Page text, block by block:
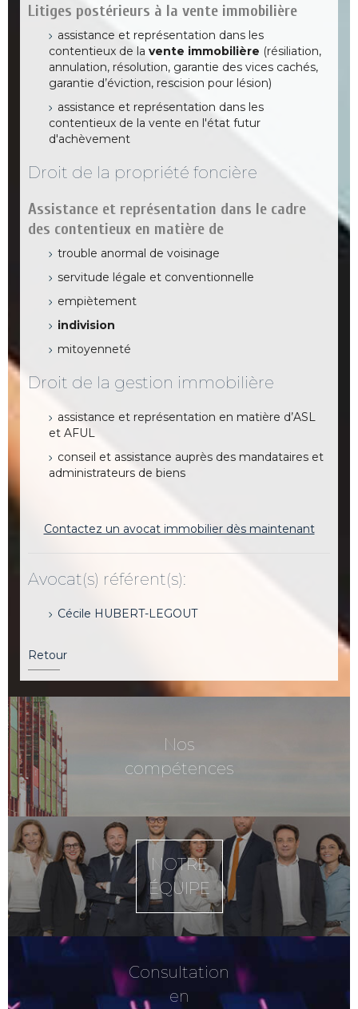
Litiges postérieurs à la vente immobilière
assistance et représentation dans les
contentieux de la vente immobilière (résiliation,
annulation, résolution, garantie des vices cachés,
garantie d’éviction, rescision pour lésion)
assistance et représentation dans les
contentieux de la vente en l'état futur
d'achèvement
Droit de la propriété foncière
Assistance et représentation dans le cadre
des contentieux en matière de
trouble anormal de voisinage
servitude légale et conventionnelle
empiètement
indivision
mitoyenneté
Droit de la gestion immobilière
assistance et représentation en matière d’ASL
et AFUL
conseil et assistance auprès des mandataires et
administrateurs de biens
Contactez un avocat immobilier dès maintenant
Avocat(s) référent(s):
Cécile HUBERT-LEGOUT
Retour
Nos
compétences
NOTRE
ÉQUIPE
Consultation
en